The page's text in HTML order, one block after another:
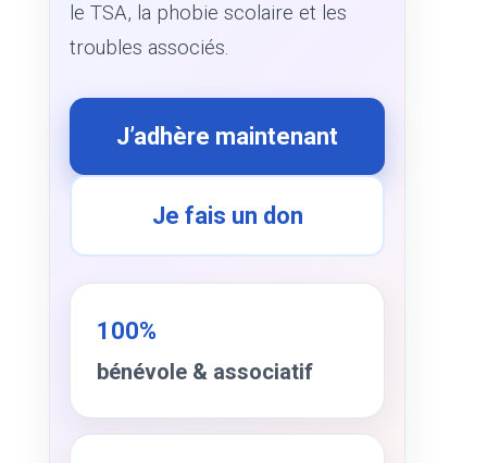
le TSA, la phobie scolaire et les
troubles associés.
J’adhère maintenant
Je fais un don
100%
bénévole & associatif